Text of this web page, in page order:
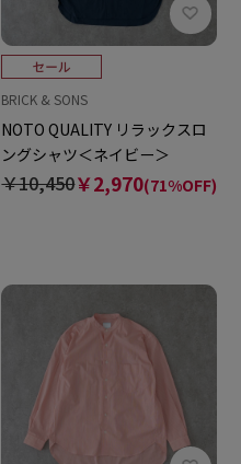
BRICK & SONS
NOTO QUALITY リラックスロ
ングシャツ＜ネイビー＞
￥10,450￥2,970(71%OFF)